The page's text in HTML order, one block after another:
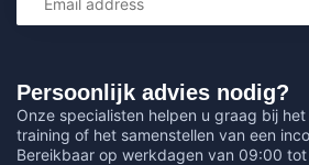
Persoonlijk advies nodig?
Onze specialisten helpen u graag bij
training of het samenstellen van een
Bereikbaar op werkdagen van 09:00 tot